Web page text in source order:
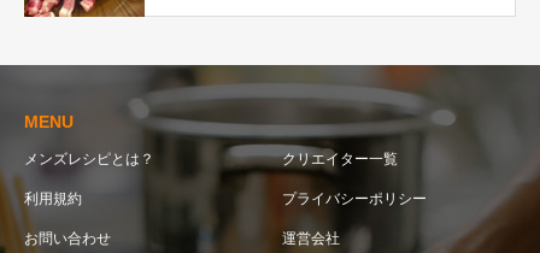
MENU
メンズレシピとは？ クリエイター一覧
利用規約 プライバシーポリシー
お問い合わせ 運営会社